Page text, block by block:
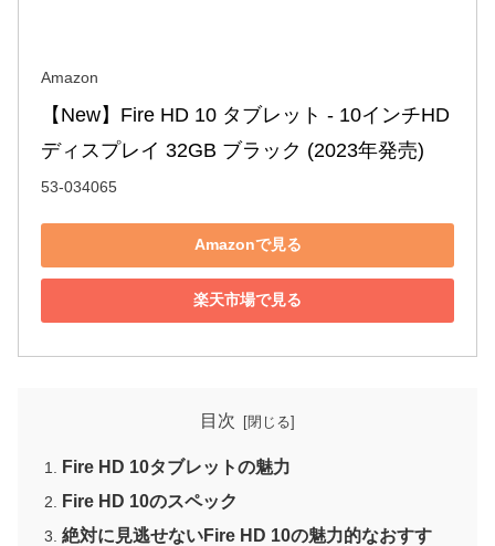
Amazon
【New】Fire HD 10 タブレット - 10インチHD
ディスプレイ 32GB ブラック (2023年発売)
53-034065
Amazonで見る
楽天市場で見る
目次
Fire HD 10タブレットの魅力
Fire HD 10のスペック
絶対に見逃せないFire HD 10の魅力的なおすす